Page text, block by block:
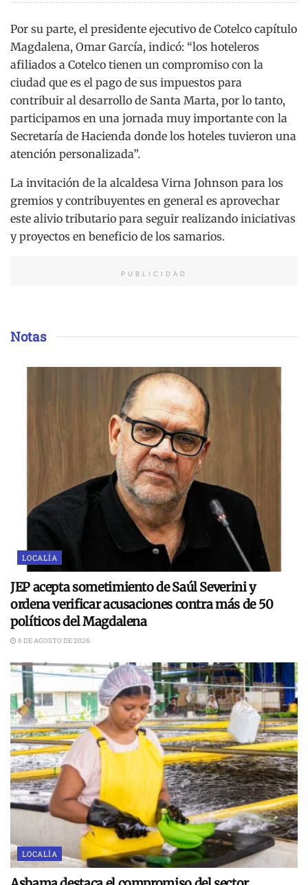
Por su parte, el presidente ejecutivo de Cotelco capítulo
Magdalena, Omar García, indicó: “los hoteleros
afiliados a Cotelco tienen un compromiso con la
ciudad que es el pago de sus impuestos para
contribuir al desarrollo de Santa Marta, por lo tanto,
participamos en una jornada muy importante con la
Secretaría de Hacienda donde los hoteles tuvieron una
atención personalizada”.
La invitación de la alcaldesa Virna Johnson para los
gremios y contribuyentes en general es aprovechar
este alivio tributario para seguir realizando iniciativas
y proyectos en beneficio de los samarios.
PUBLICIDAD
Notas
LOCALÍA
JEP acepta sometimiento de Saúl Severini y
ordena verificar acusaciones contra más de 50
políticos del Magdalena
6 DE AGOSTO DE 2026
LOCALÍA